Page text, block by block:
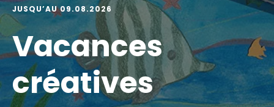
JUSQU’AU 09.08.2026
Vacances
créatives